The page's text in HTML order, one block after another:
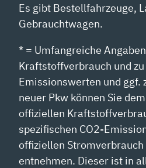
Es gibt Bestellfahrzeuge,
Gebrauchtwagen.
* = Umfangreiche
Kraftstoffverbrauch und
Emissionswerten und ggf.
neuer Pkw können Sie
offiziellen
spezifischen CO2-
offiziellen Stromverbrauch
entnehmen. Dieser ist in